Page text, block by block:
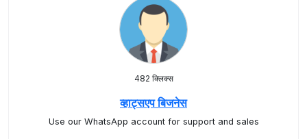
482 क्लिक्स
व्हाट्सएप बिजनेस
Use our WhatsApp account for support and sales